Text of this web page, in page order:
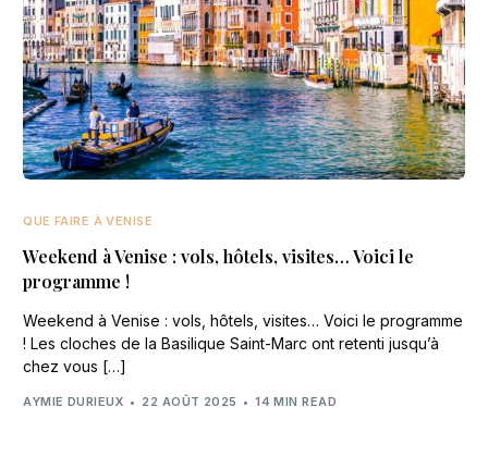
QUE FAIRE À VENISE
Weekend à Venise : vols, hôtels, visites… Voici le
programme !
Weekend à Venise : vols, hôtels, visites… Voici le programme
! Les cloches de la Basilique Saint-Marc ont retenti jusqu’à
chez vous […]
AYMIE DURIEUX 22 AOÛT 2025 14 MIN READ